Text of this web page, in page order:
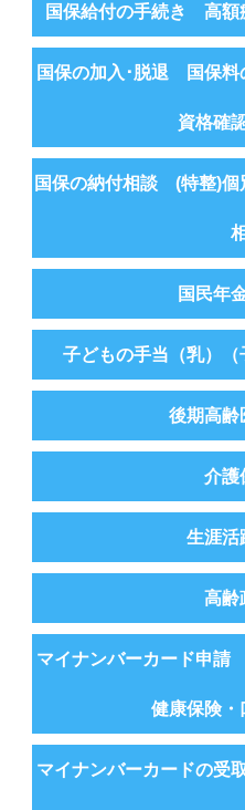
国保給付の手続き 高
国保の加入･脱退 国保
資格確
国保の納付相談 (特整)
国民年
子どもの手当（乳）
後期高齢
介護
生涯活
高齢
マイナンバーカード申
健康保険・
マイナンバーカードの